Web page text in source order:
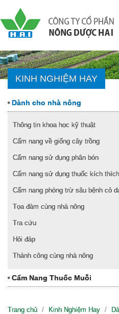
KINH NGHIỆM HAY
Dành cho nhà nông
Thông tin khoa học kỹ thuật
Cẩm nang về giống cây trồng
Cẩm nang sử dụng phân bón
Cẩm nang sử dụng thuốc kích
Cẩm nang phòng trừ sâu bệnh cỏ
Tọa đàm cùng nhà nông
Tra cứu
Hỏi đáp
Thành công cùng nhà nông
Cẩm Nang Thuốc Muỗi
Trang chủ Kinh Nghiệm Hay